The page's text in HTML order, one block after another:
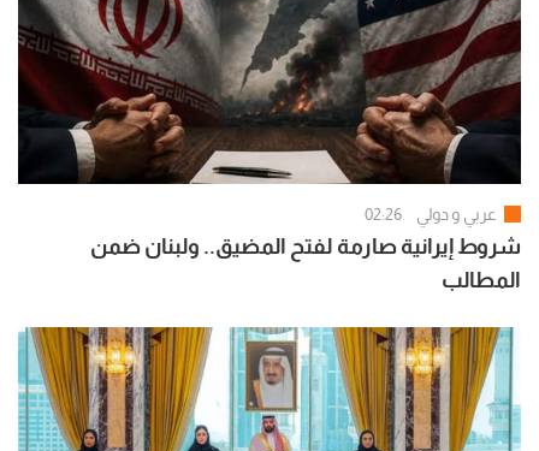
عربي و دولي 02:26
شروط إيرانية صارمة لفتح المضيق.. ولبنان ضمن
المطالب